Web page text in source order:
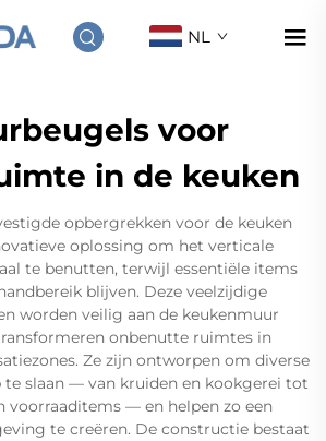
NL
voor
in de keuken
opbergrekken voor de keuken
oplossing om het verticale
te benutten, terwijl essentiële items
blijven. Deze veelzijdige
worden veilig aan de keukenmuur
onbenutte ruimtes in
Ze zijn ontworpen om diverse
te slaan — van kruiden en kookgerei tot
voorraaditems — en helpen zo een
te creëren. De constructie bestaat